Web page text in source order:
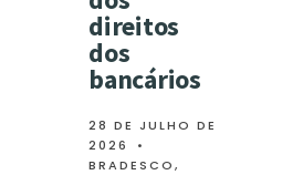
direitos
dos
bancários
28 DE JULHO DE
2026
•
BRADESCO,